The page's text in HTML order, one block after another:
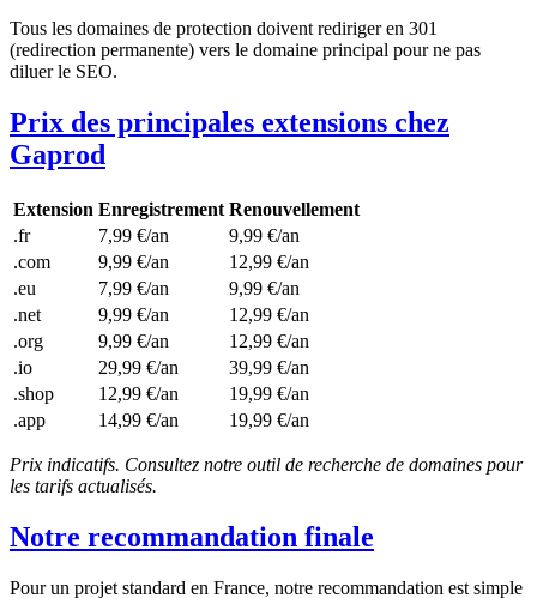
Tous les domaines de protection doivent rediriger en 301
(redirection permanente) vers le domaine principal pour ne pas
diluer le SEO.
Prix des principales extensions chez
Gaprod
Extension Enregistrement Renouvellement
.fr
7,99 €/an
9,99 €/an
.com
9,99 €/an
12,99 €/an
.eu
7,99 €/an
9,99 €/an
.net
9,99 €/an
12,99 €/an
.org
9,99 €/an
12,99 €/an
.io
29,99 €/an
39,99 €/an
.shop
12,99 €/an
19,99 €/an
.app
14,99 €/an 19,99 €/an
Prix indicatifs. Consultez notre outil de recherche de domaines pour
les tarifs actualisés.
Notre recommandation finale
Pour un projet standard en France, notre recommandation est simple